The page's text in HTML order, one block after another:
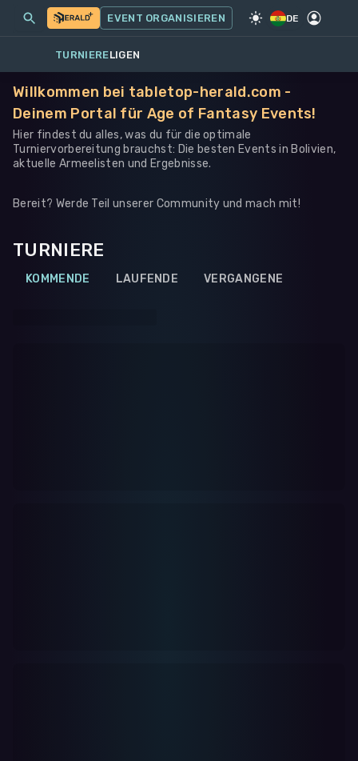
SPIEL·WARHAMMER 40K
MEINE EVENTS MEHR
EVENT ORGANISIEREN DE
TURNIERELIGEN
Willkommen bei tabletop-herald.com -
Deinem Portal für Age of Fantasy Events!
Hier findest du alles, was du für die optimale
Turniervorbereitung brauchst: Die besten Events in Bolivien,
aktuelle Armeelisten und Ergebnisse.
Bereit? Werde Teil unserer Community und mach mit!
TURNIERE
KOMMENDE LAUFENDE VERGANGENE